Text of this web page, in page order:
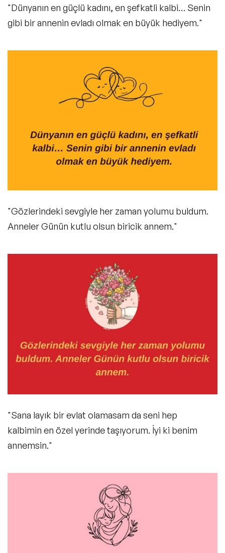
"Dünyanın en güçlü kadını, en şefkatli kalbi… Senin
gibi bir annenin evladı olmak en büyük hediyem."
"Gözlerindeki sevgiyle her zaman yolumu buldum.
Anneler Günün kutlu olsun biricik annem."
"Sana layık bir evlat olamasam da seni hep
kalbimin en özel yerinde taşıyorum. İyi ki benim
annemsin."